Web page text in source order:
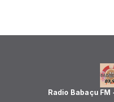
Radio Babaçu